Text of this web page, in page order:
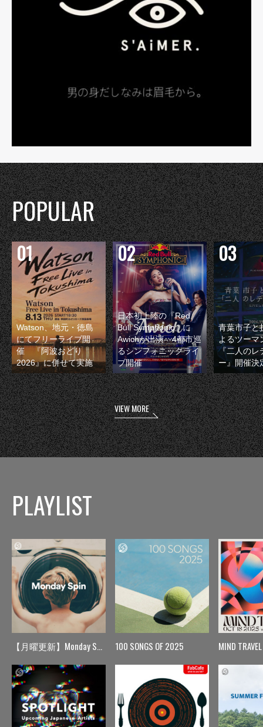
POPULAR
Watson、地元・徳島
にてフリーライブ開
催 『阿波おどり
2026』に併せて実施
日本初上陸の『Red
Bull Symphonic』に
Awichが出演 4都市巡
るシンフォニックライ
ブ開催
青葉市子と
よるツーマ
『二人のレ
ー』開催決
VIEW MORE
PLAYLIST
【月曜更新】Monday Spin 100 SONGS OF 2025 MIND TRAVEL